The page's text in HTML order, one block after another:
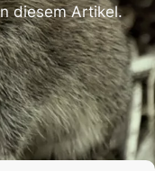
diesem Artikel.